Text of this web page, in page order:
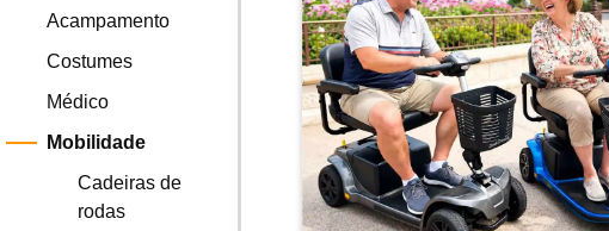
Acampamento
Costumes
Médico
Mobilidade
Cadeiras de
rodas